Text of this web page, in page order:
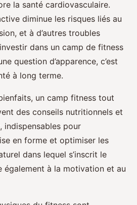
la santé cardiovasculaire.
diminue les risques liés au
et à d’autres troubles
dans un camp de fitness
question d’apparence, c’est
à long terme.
un camp fitness tout
des conseils nutritionnels et
indispensables pour
en forme et optimiser les
dans lequel s’inscrit le
également à la motivation et au